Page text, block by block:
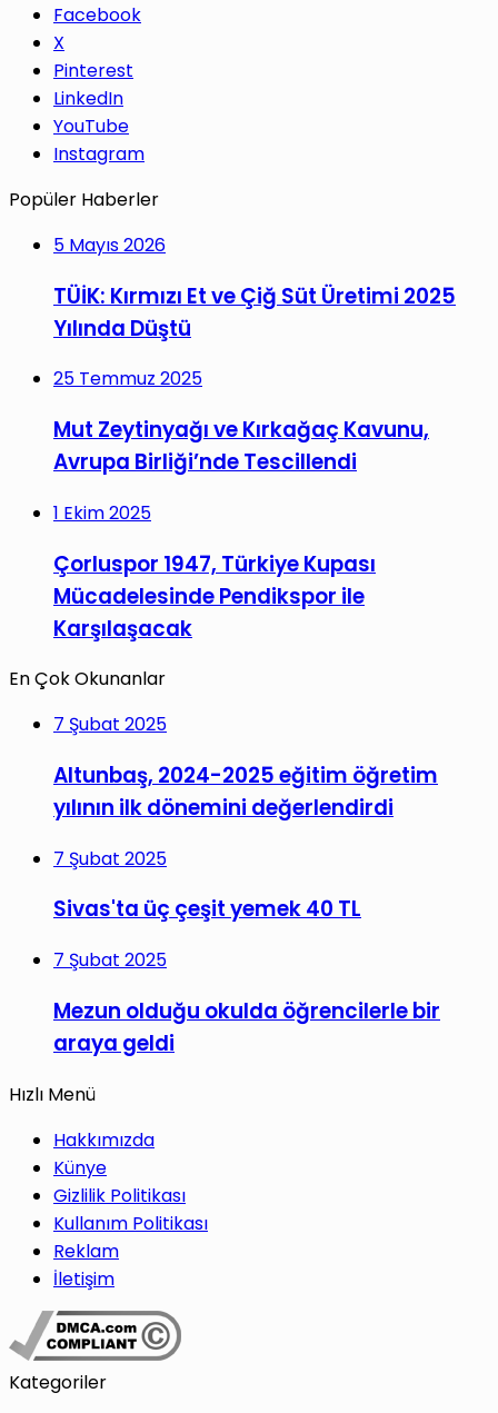
Facebook
X
Pinterest
LinkedIn
YouTube
Instagram
Popüler Haberler
5 Mayıs 2026
TÜİK: Kırmızı Et ve Çiğ Süt Üretimi 2025
Yılında Düştü
25 Temmuz 2025
Mut Zeytinyağı ve Kırkağaç Kavunu,
Avrupa Birliği’nde Tescillendi
1 Ekim 2025
Çorluspor 1947, Türkiye Kupası
Mücadelesinde Pendikspor ile
Karşılaşacak
En Çok Okunanlar
7 Şubat 2025
Altunbaş, 2024-2025 eğitim öğretim
yılının ilk dönemini değerlendirdi
7 Şubat 2025
Sivas'ta üç çeşit yemek 40 TL
7 Şubat 2025
Mezun olduğu okulda öğrencilerle bir
araya geldi
Hızlı Menü
Hakkımızda
Künye
Gizlilik Politikası
Kullanım Politikası
Reklam
İletişim
Kategoriler